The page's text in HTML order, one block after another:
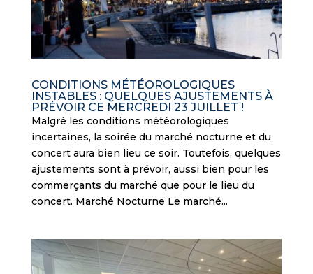
CONDITIONS MÉTÉOROLOGIQUES
INSTABLES : QUELQUES AJUSTEMENTS À
PRÉVOIR CE MERCREDI 23 JUILLET !
Malgré les conditions météorologiques
incertaines, la soirée du marché nocturne et du
concert aura bien lieu ce soir. Toutefois, quelques
ajustements sont à prévoir, aussi bien pour les
commerçants du marché que pour le lieu du
concert. Marché Nocturne Le marché...